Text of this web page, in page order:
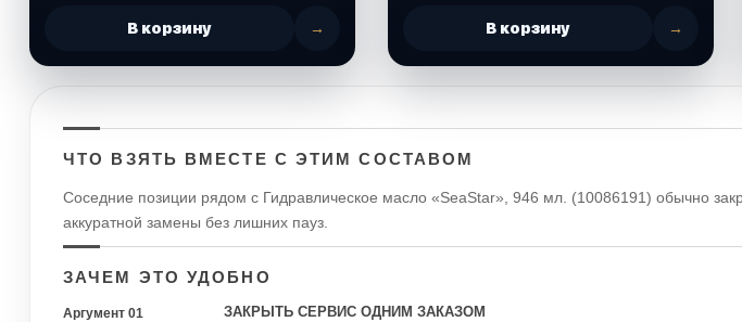
В корзину → В корзину →
ЧТО ВЗЯТЬ ВМЕСТЕ С ЭТИМ СОСТАВОМ
Соседние позиции рядом с Гидравлическое масло «SeaStar», 946 мл. (10086191) обычно
аккуратной замены без лишних пауз.
ЗАЧЕМ ЭТО УДОБНО
Аргумент 01 ЗАКРЫТЬ СЕРВИС ОДНИМ ЗАКАЗОМ